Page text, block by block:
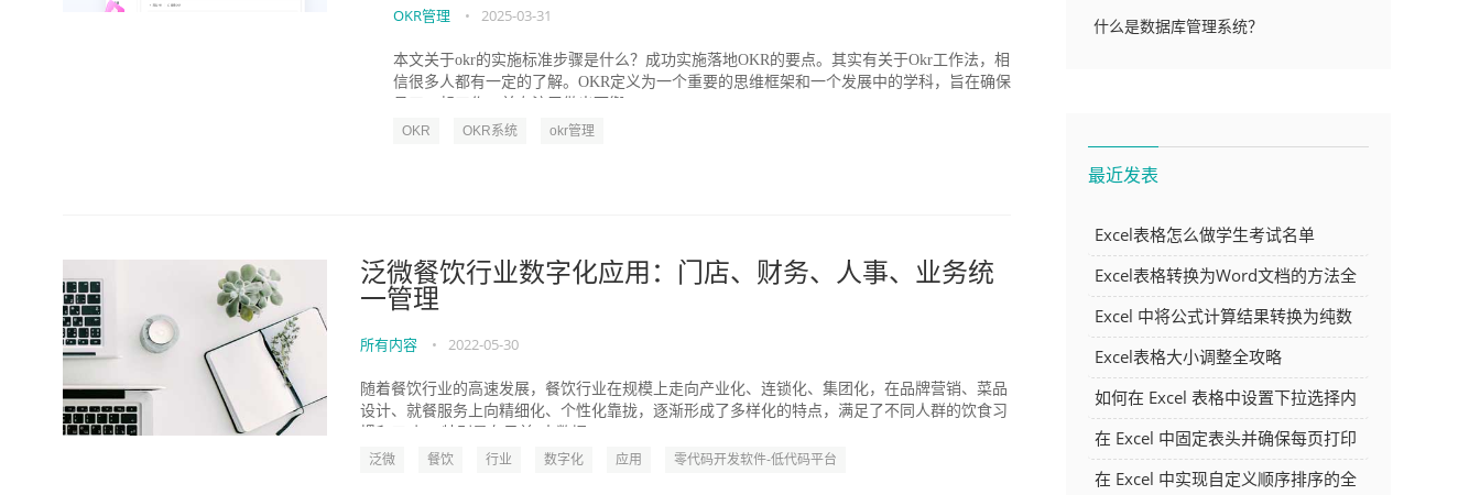
OKR管理 • 2025-03-31
本文关于okr的实施标准步骤是什么？成功实施落地OKR的要点。其实有关于Okr工作法，相
信很多人都有一定的了解。OKR定义为一个重要的思维框架和一个发展中的学科，旨在确保
OKR OKR系统 okr管理
泛微餐饮行业数字化应用：门店、财务、人事、业务统
一管理
所有内容 • 2022-05-30
随着餐饮行业的高速发展，餐饮行业在规模上走向产业化、连锁化、集团化，在品牌营销、菜品
设计、就餐服务上向精细化、个性化靠拢，逐渐形成了多样化的特点，满足了不同人群的饮食习
泛微 餐饮 行业 数字化 应用 零代码开发软件-低代码平台
什么是数据库管理系统？
最近发表
Excel表格怎么做学生考试名单
Excel表格转换为Word文档的方法全
解析
Excel 中将公式计算结果转换为纯数
字的多种方法
Excel表格大小调整全攻略
如何在 Excel 表格中设置下拉选择内
容
在 Excel 中固定表头并确保每页打印
时都显示表头的方法详解
在 Excel 中实现自定义顺序排序的全